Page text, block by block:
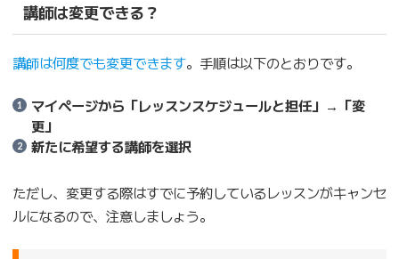
講師は変更できる？
講師は何度でも変更できます。手順は以下のとおりです。
マイページから「レッスンスケジュールと担任」→「変
更」
新たに希望する講師を選択
ただし、変更する際はすでに予約しているレッスンがキャンセ
ルになるので、注意しましょう。